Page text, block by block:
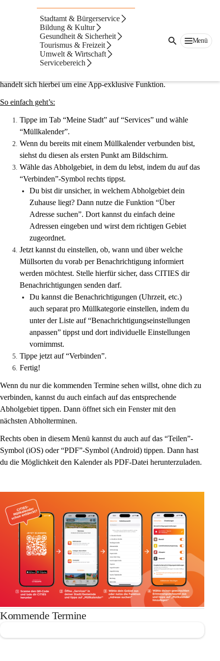
Stadtamt & Bürgerservice
Bildung & Kultur
Gesundheit & Sicherheit
Tourismus & Freizeit
Umwelt & Wirtschaft
Servicebereich
Menü
Abholtermine
Müllkalender
Nutze den Müllkalender, um keine Abholtermine mehr zu
verpassen. Wähle dein Abholgebiet und lass dich von CITIES
handelt sich hierbei um eine App-exklusive Funktion.
So einfach geht’s:
Tippe im Tab “Meine Stadt” auf “Services” und wähle
“Müllkalender”.
Wenn du bereits mit einem Müllkalender verbunden bist,
siehst du diesen als ersten Punkt am Bildschirm.
Wähle das Abholgebiet, in dem du lebst, indem du auf das
“Verbinden”-Symbol rechts tippst.
Du bist dir unsicher, in welchem Abholgebiet dein
Zuhause liegt? Dann nutze die Funktion “Über
Adresse suchen”. Dort kannst du einfach deine
Adressen eingeben und wirst dem richtigen Gebiet
zugeordnet.
Jetzt kannst du einstellen, ob, wann und über welche
Müllsorten du vorab per Benachrichtigung informiert
werden möchtest. Stelle hierfür sicher, dass CITIES dir
Benachrichtigungen senden darf.
Du kannst die Benachrichtigungen (Uhrzeit, etc.)
auch separat pro Müllkategorie einstellen, indem du
unter der Liste auf “Benachrichtigungseinstellungen
anpassen” tippst und dort individuelle Einstellungen
vornimmst.
Tippe jetzt auf “Verbinden”.
Fertig!
Wenn du nur die kommenden Termine sehen willst, ohne dich zu
verbinden, kannst du auch einfach auf das entsprechende
Abholgebiet tippen. Dann öffnet sich ein Fenster mit den
nächsten Abholterminen.
Rechts oben in diesem Menü kannst du auch auf das “Teilen”-
Symbol (iOS) oder “PDF”-Symbol (Android) tippen. Dann hast
du die Möglichkeit den Kalender als PDF-Datei herunterzuladen.
Kommende Termine